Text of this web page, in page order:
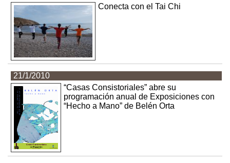
Conecta con el Tai Chi
21/1/2010
“Casas Consistoriales” abre su
programación anual de Exposiciones con
“Hecho a Mano” de Belén Orta